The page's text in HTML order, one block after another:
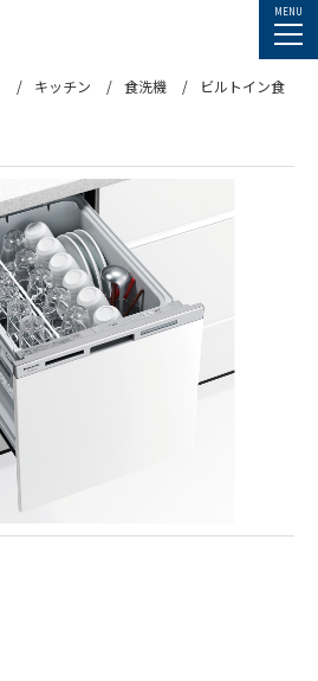
キッチン 食洗機
ビルトイン食